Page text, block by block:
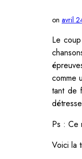
on avril
Le
comme
tant de
Ps : Ce
Voici la